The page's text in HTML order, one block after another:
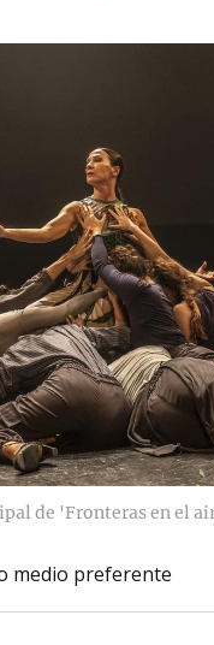
de 'Fronteras en el
medio preferente